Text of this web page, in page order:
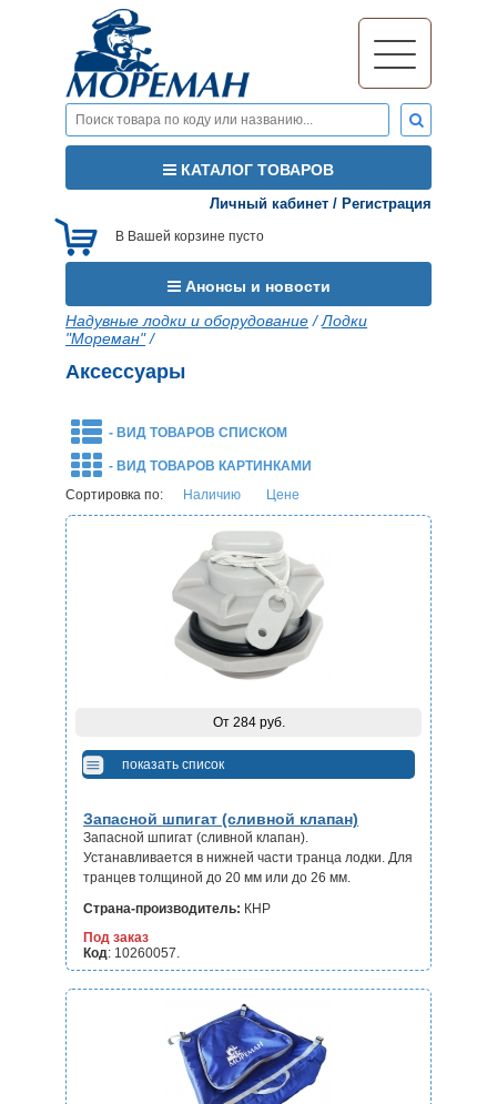
КАТАЛОГ ТОВАРОВ
Надувные лодки и оборудование/Лодки
"Мореман"/
Аксессуары
- ВИД ТОВАРОВ СПИСКОМ
- ВИД ТОВАРОВ КАРТИНКАМИ
Сортировка по:
Наличию Цене
Запасной шпигат (сливной клапан)
Запасной шпигат (сливной клапан).
Устанавливается в нижней части транца лодки. Для
транцев толщиной до 20 мм или до 26 мм.
Страна-производитель: КНР
Под заказ
Код: 10260057.
От 284 руб.
показать список
Личный кабинет / Регистрация
В Вашей корзине пусто
Анонсы и новости